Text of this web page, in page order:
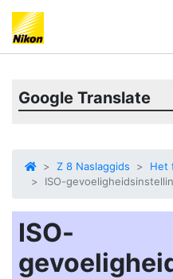
Google Translate
Z 8 Naslaggids
Het
ISO-
ISO-